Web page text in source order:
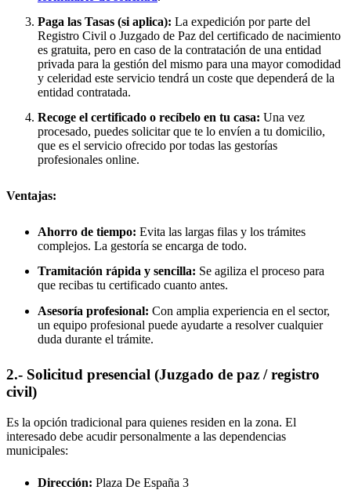
Paga las Tasas (si aplica): La expedición por parte del
Registro Civil o Juzgado de Paz del certificado de nacimiento
es gratuita, pero en caso de la contratación de una entidad
privada para la gestión del mismo para una mayor comodidad
y celeridad este servicio tendrá un coste que dependerá de la
entidad contratada.
Recoge el certificado o recíbelo en tu casa: Una vez
procesado, puedes solicitar que te lo envíen a tu domicilio,
que es el servicio ofrecido por todas las gestorías
profesionales online.
Ventajas:
Ahorro de tiempo: Evita las largas filas y los trámites
complejos. La gestoría se encarga de todo.
Tramitación rápida y sencilla: Se agiliza el proceso para
que recibas tu certificado cuanto antes.
Asesoría profesional: Con amplia experiencia en el sector,
un equipo profesional puede ayudarte a resolver cualquier
duda durante el trámite.
2.- Solicitud presencial (Juzgado de paz / registro
civil)
Es la opción tradicional para quienes residen en la zona. El
interesado debe acudir personalmente a las dependencias
municipales:
Dirección: Plaza De España 3